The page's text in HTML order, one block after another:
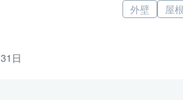
日
外壁
屋根